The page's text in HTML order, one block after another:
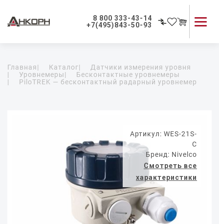
8 800 333-43-14
+7(495)843-50-93
Применение приборов
Как мы работаем
Главная| Каталог|
Датчики измерения уровня
|
Уровнемеры|
Бесконтактные уровнемеры
|
PiloTREK — бесконтактный радарный уровнемер
Артикул: WES-21S-
C
Бренд: Nivelco
Смотреть все
характеристики